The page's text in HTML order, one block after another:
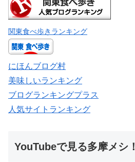
関東食べ歩きランキング
にほんブログ村
美味しいランキング
ブログランキングプラス
人気サイトランキング
YouTubeで見る多摩メシ！